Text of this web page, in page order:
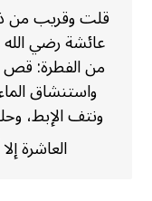
قلت وقريب
عائشة رضي
من الفطرة: قص
واستنشاق
ونتف الإبط،
العاشرة